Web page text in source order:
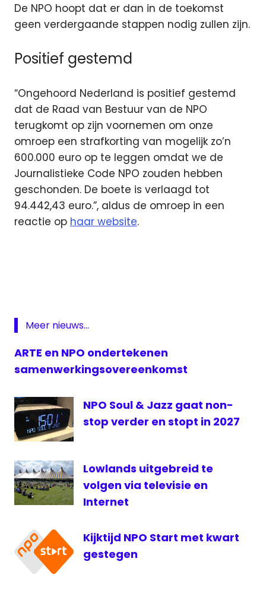
De NPO hoopt dat er dan in de toekomst
geen verdergaande stappen nodig zullen zijn.
Positief gestemd
“Ongehoord Nederland is positief gestemd
dat de Raad van Bestuur van de NPO
terugkomt op zijn voornemen om onze
omroep een strafkorting van mogelijk zo’n
600.000 euro op te leggen omdat we de
Journalistieke Code NPO zouden hebben
geschonden. De boete is verlaagd tot
94.442,43 euro.”, aldus de omroep in een
reactie op haar website.
Meer nieuws...
ARTE en NPO ondertekenen
samenwerkingsovereenkomst
NPO Soul & Jazz gaat non-
stop verder en stopt in 2027
Lowlands uitgebreid te
volgen via televisie en
Internet
Kijktijd NPO Start met kwart
gestegen